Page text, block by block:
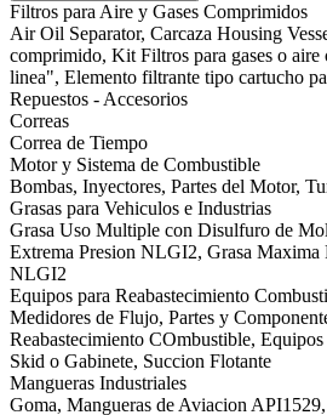
Filtros para Aire y Gases Comprimidos
Air Oil Separator, Carcaza Housing
comprimido, Kit Filtros para gases o
linea", Elemento filtrante tipo cartucho
Repuestos - Accesorios
Correas
Correa de Tiempo
Motor y Sistema de Combustible
Bombas, Inyectores, Partes del Motor,
Grasas para Vehiculos e Industrias
Grasa Uso Multiple con Disulfuro de
Extrema Presion NLGI2, Grasa
NLGI2
Equipos para Reabastecimiento
Medidores de Flujo, Partes y
Reabastecimiento COmbustible,
Skid o Gabinete, Succion Flotante
Mangueras Industriales
Goma, Mangueras de Aviacion